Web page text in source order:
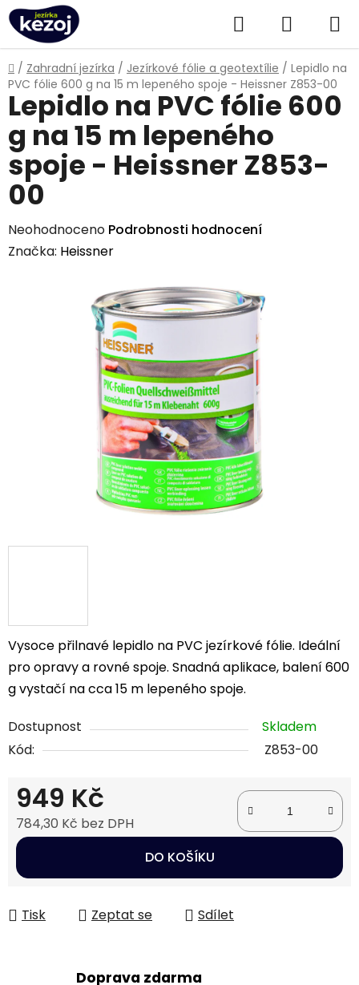
Přejít
na
obsah
Hledat
KOŠÍK
Domů
/ Zahradní jezírka / Jezírkové fólie a geotextílie / Lepidlo na
PVC fólie 600 g na 15 m lepeného spoje - Heissner Z853-00
Vysoce přilnavé lepidlo na PVC jezírkové fólie. Ideální
pro opravy a rovné spoje. Snadná aplikace, balení 600
g vystačí na cca 15 m lepeného spoje.
Dostupnost
Skladem
Kód:
Z853-00
949 Kč
784,30 Kč bez DPH
Měrná cena:
DO KOŠÍKU
Tisk Zeptat se Sdílet
Lepidlo na PVC fólie 600
g na 15 m lepeného
spoje - Heissner Z853-
00
Průměrné
hodnocení
Neohodnoceno Podrobnosti hodnocení
Značka: Heissner
Doprava zdarma